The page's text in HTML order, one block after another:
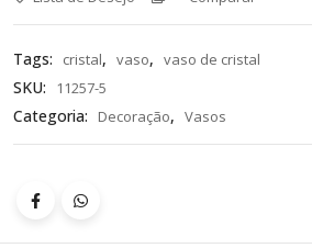
Tags: cristal, vaso, vaso de cristal
SKU: 11257-5
Categoria: Decoração, Vasos